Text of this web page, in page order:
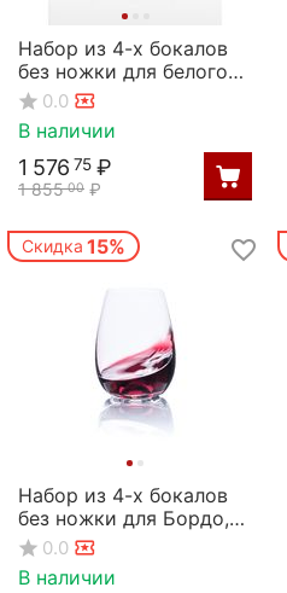
Набор из 4-х бокалов
без ножки для белого
вина, серия Drink
master, 220 мл, Rona
0.0
В наличии
1 855 00 ₽
1 576 75 ₽
Скидка 15%
Набор из 4-х бокалов
без ножки для Бордо,
серия Drink master, 460
мл, Rona
0.0
В наличии